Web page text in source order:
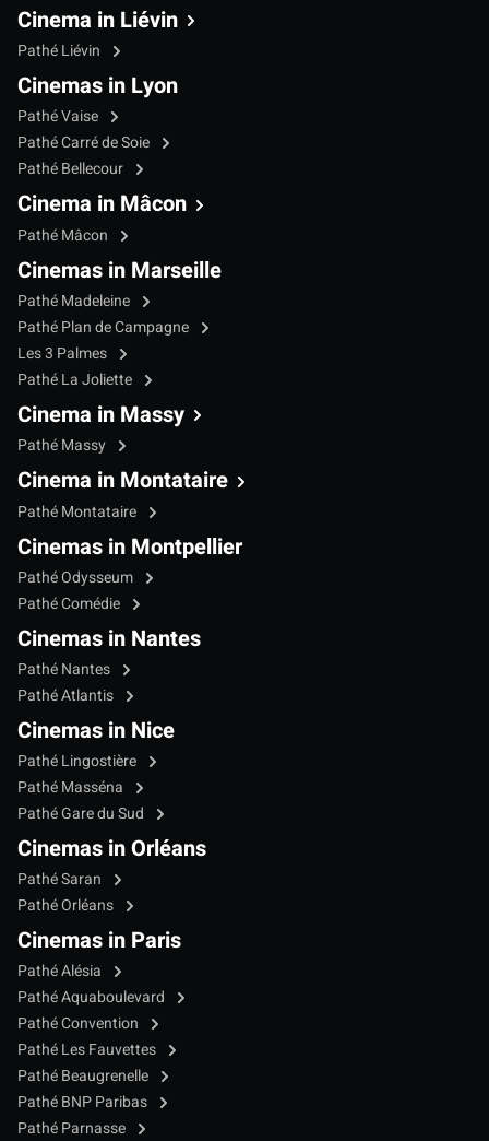
Cinema in Liévin
Pathé Liévin
Cinemas in Lyon
Pathé Vaise
Pathé Carré de Soie
Pathé Bellecour
Cinema in Mâcon
Pathé Mâcon
Cinemas in Marseille
Pathé Madeleine
Pathé Plan de Campagne
Les 3 Palmes
Pathé La Joliette
Cinema in Massy
Pathé Massy
Cinema in Montataire
Pathé Montataire
Cinemas in Montpellier
Pathé Odysseum
Pathé Comédie
Cinemas in Nantes
Pathé Nantes
Pathé Atlantis
Cinemas in Nice
Pathé Lingostière
Pathé Masséna
Pathé Gare du Sud
Cinemas in Orléans
Pathé Saran
Pathé Orléans
Cinemas in Paris
Pathé Alésia
Pathé Aquaboulevard
Pathé Convention
Pathé Les Fauvettes
Pathé Beaugrenelle
Pathé BNP Paribas
Pathé Parnasse